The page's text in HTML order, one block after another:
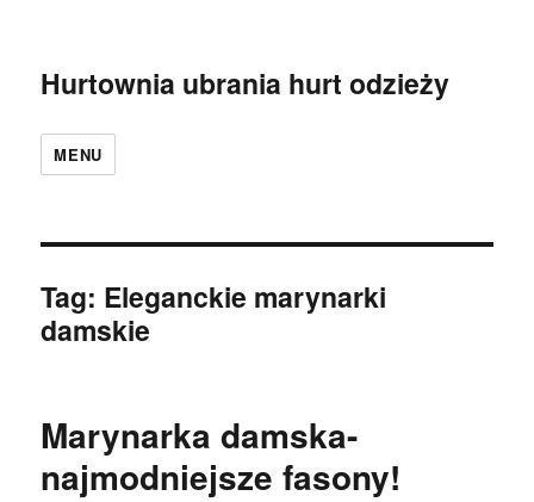
Hurtownia ubrania hurt odzieży
MENU
Tag: Eleganckie marynarki
damskie
Marynarka damska-
najmodniejsze fasony!